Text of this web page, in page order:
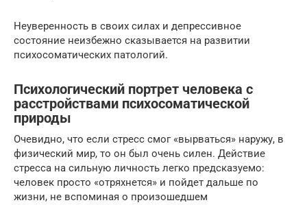
Неуверенность в своих силах и депрессивное
состояние неизбежно сказывается на развитии
психосоматических патологий.
Психологический портрет человека с
расстройствами психосоматической
природы
Очевидно, что если стресс смог «вырваться» наружу, в
физический мир, то он был очень силен. Действие
стресса на сильную личность легко предсказуемо:
человек просто «отряхнется» и пойдет дальше по
жизни, не вспоминая о произошедшем